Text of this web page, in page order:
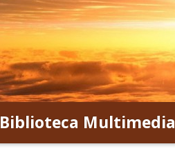
Biblioteca Multimedia